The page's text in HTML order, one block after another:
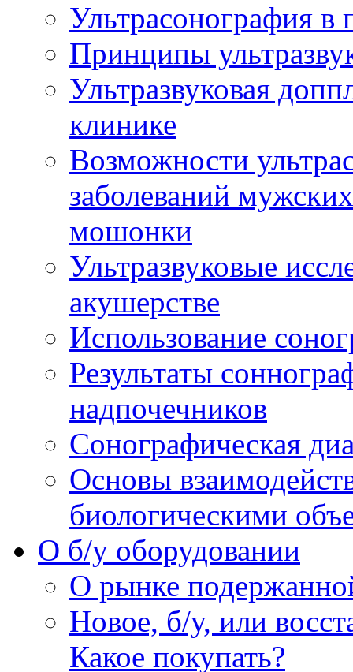
Ультрасонография в
Принципы
Ультразвуковая
клинике
Возможности
заболеваний
мошонки
Ультразвуковые
акушерстве
Использование
Результаты
надпочечников
Сонографическая
Основы
биологическими
O б/у оборудовании
О рынке
Новое, б/у, или
Какое покупать?